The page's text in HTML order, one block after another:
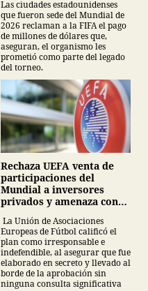
Las ciudades estadounidenses
que fueron sede del Mundial de
2026 reclaman a la FIFA el pago
de millones de dólares que,
aseguran, el organismo les
prometió como parte del legado
del torneo.
Rechaza UEFA venta de
participaciones del
Mundial a inversores
privados y amenaza con
FIFA
La Unión de Asociaciones
Europeas de Fútbol calificó el
plan como irresponsable e
indefendible, al asegurar que fue
elaborado en secreto y llevado al
borde de la aprobación sin
ninguna consulta significativa